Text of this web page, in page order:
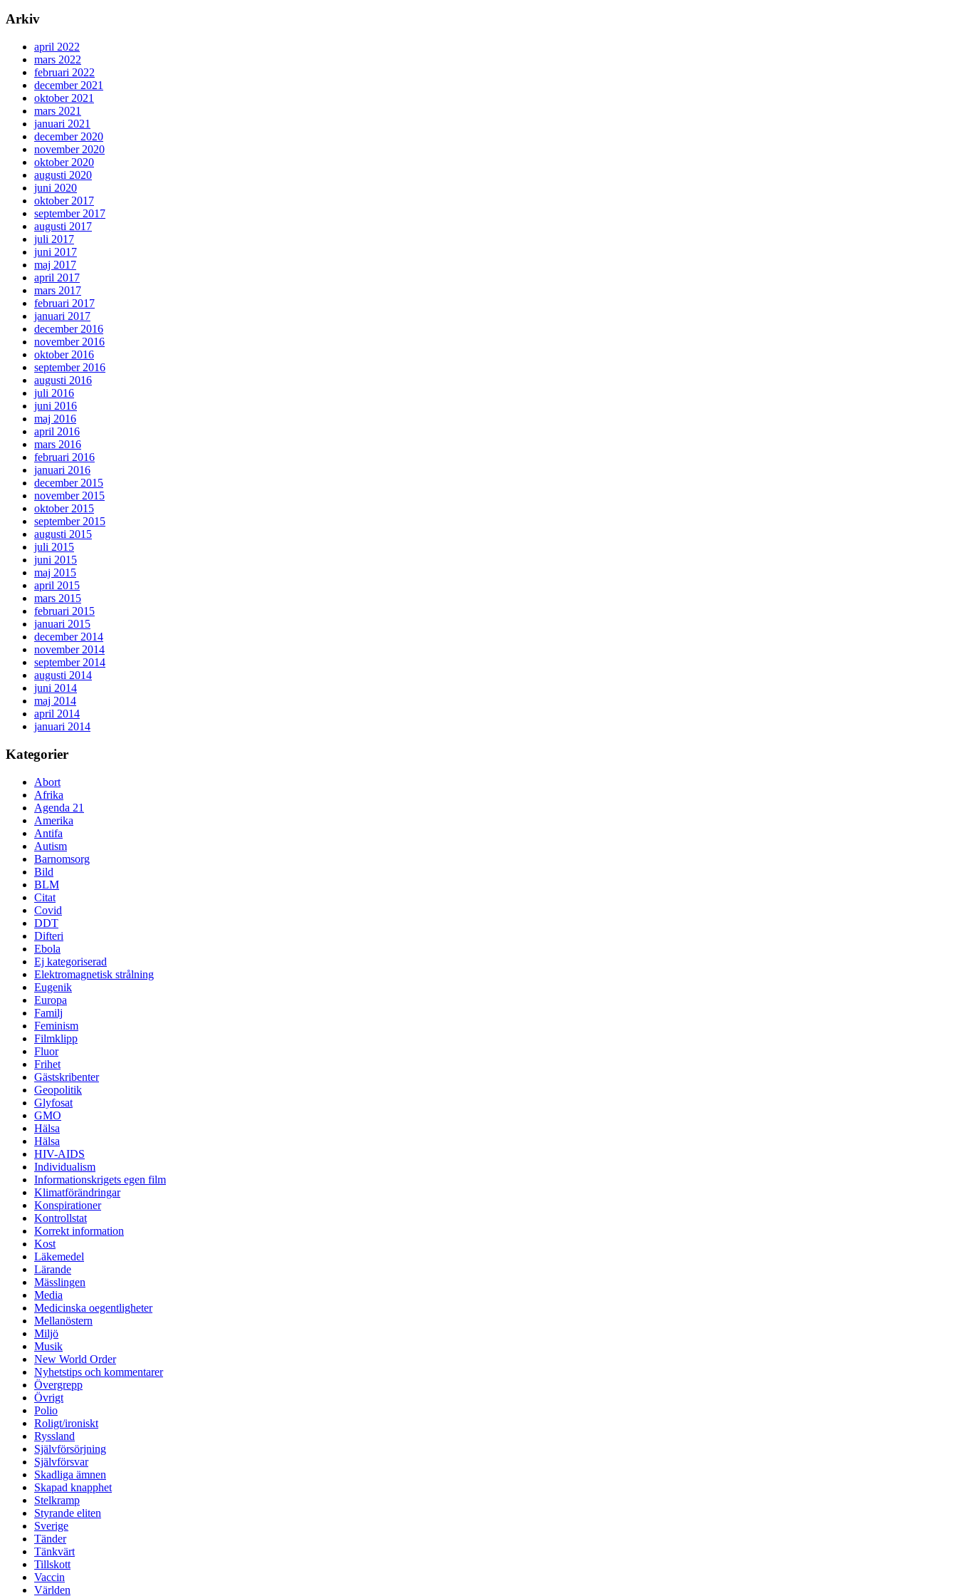
Arkiv
april 2022
mars 2022
februari 2022
december 2021
oktober 2021
mars 2021
januari 2021
december 2020
november 2020
oktober 2020
augusti 2020
juni 2020
oktober 2017
september 2017
augusti 2017
juli 2017
juni 2017
maj 2017
april 2017
mars 2017
februari 2017
januari 2017
december 2016
november 2016
oktober 2016
september 2016
augusti 2016
juli 2016
juni 2016
maj 2016
april 2016
mars 2016
februari 2016
januari 2016
december 2015
november 2015
oktober 2015
september 2015
augusti 2015
juli 2015
juni 2015
maj 2015
april 2015
mars 2015
februari 2015
januari 2015
december 2014
november 2014
september 2014
augusti 2014
juni 2014
maj 2014
april 2014
januari 2014
Kategorier
Abort
Afrika
Agenda 21
Amerika
Antifa
Autism
Barnomsorg
Bild
BLM
Citat
Covid
DDT
Difteri
Ebola
Ej kategoriserad
Elektromagnetisk strålning
Eugenik
Europa
Familj
Feminism
Filmklipp
Fluor
Frihet
Gästskribenter
Geopolitik
Glyfosat
GMO
Hälsa
Hälsa
HIV-AIDS
Individualism
Informationskrigets egen film
Klimatförändringar
Konspirationer
Kontrollstat
Korrekt information
Kost
Läkemedel
Lärande
Mässlingen
Media
Medicinska oegentligheter
Mellanöstern
Miljö
Musik
New World Order
Nyhetstips och kommentarer
Övergrepp
Övrigt
Polio
Roligt/ironiskt
Ryssland
Självförsörjning
Självförsvar
Skadliga ämnen
Skapad knapphet
Stelkramp
Styrande eliten
Sverige
Tänder
Tänkvärt
Tillskott
Vaccin
Världen